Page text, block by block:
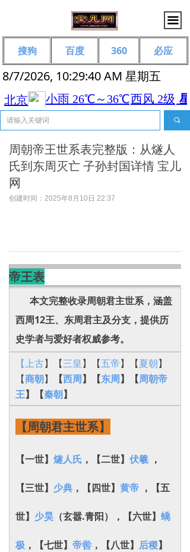
끀
8/7/2026, 10:29:41 AM 星期五
끠
搜狗 百度 360 必应
周朝帝王世系表完整版：从燧人
氏到东周灭亡 子孙封国详情 宝儿
网
创建时间： 2025年8月10日 22:37
帝王表
本文完整收录周朝君主世系，涵盖
西周12王、东周君主及分支，提供历
史学者与爱好者权威参考。
【上古】【三皇】【五帝】【夏朝】
【商朝】 【西周】【东周】【周朝帝
王】【秦朝】
【周朝君主世系】
【一世】 燧人氏 ，【二世】 伏羲 ，
【三世】 少典 ，【四世】 黄帝 ，【五
世】 少昊 （玄嚣.青阳）‌， 【六世】 蟜
极 ，【七世】 帝喾 ，【八世】 后稷】